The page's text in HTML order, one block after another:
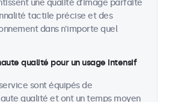
une qualité d’image parfaite
tactile précise et des
dans n’importe quel
qualité pour un usage intensif
sont équipés de
qualité et ont un temps moyen